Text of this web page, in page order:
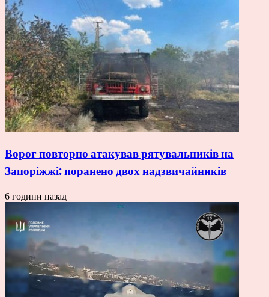
Ворог повторно атакував рятувальників на
Запоріжжі: поранено двох надзвичайників
6 години назад